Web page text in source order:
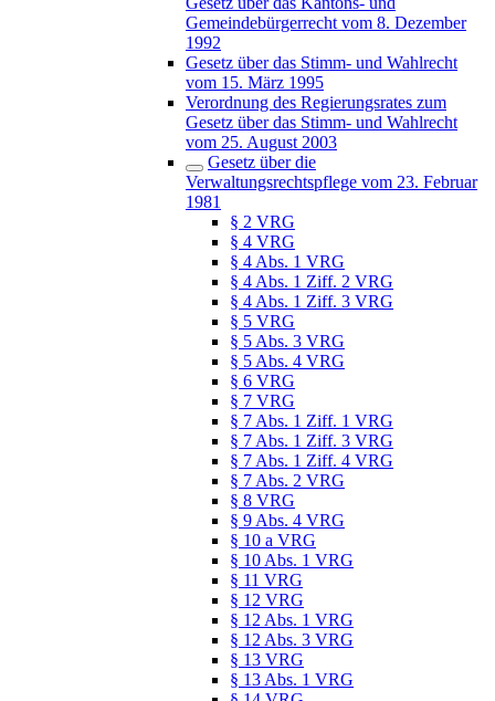
Gemeindebürgerrecht vom 8. Dezember
1992
Gesetz über das Stimm- und Wahlrecht
vom 15. März 1995
Verordnung des Regierungsrates zum
Gesetz über das Stimm- und Wahlrecht
vom 25. August 2003
Gesetz über die
Verwaltungsrechtspflege vom 23. Februar
1981
§ 2 VRG
§ 4 VRG
§ 4 Abs. 1 VRG
§ 4 Abs. 1 Ziff. 2 VRG
§ 4 Abs. 1 Ziff. 3 VRG
§ 5 VRG
§ 5 Abs. 3 VRG
§ 5 Abs. 4 VRG
§ 6 VRG
§ 7 VRG
§ 7 Abs. 1 Ziff. 1 VRG
§ 7 Abs. 1 Ziff. 3 VRG
§ 7 Abs. 1 Ziff. 4 VRG
§ 7 Abs. 2 VRG
§ 8 VRG
§ 9 Abs. 4 VRG
§ 10 a VRG
§ 10 Abs. 1 VRG
§ 11 VRG
§ 12 VRG
§ 12 Abs. 1 VRG
§ 12 Abs. 3 VRG
§ 13 VRG
§ 13 Abs. 1 VRG